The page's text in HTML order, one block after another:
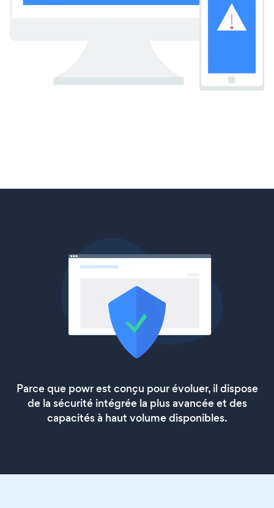
Parce que powr est conçu pour évoluer, il dispose
de la sécurité intégrée la plus avancée et des
capacités à haut volume disponibles.